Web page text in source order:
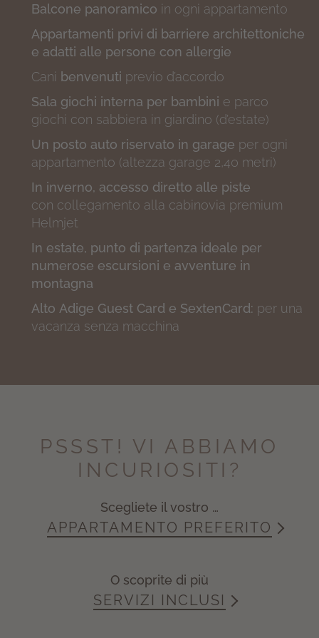
Balcone panoramico in ogni appartamento
Appartamenti privi di barriere architettoniche
e adatti alle persone con allergie
Cani benvenuti previo d’accordo
Sala giochi interna per bambini e parco
giochi con sabbiera in giardino (d’estate)
Un posto auto riservato in garage per ogni
appartamento (altezza garage 2,40 metri)
In inverno, accesso diretto alle piste
con collegamento alla cabinovia premium
Helmjet
In estate, punto di partenza ideale per
numerose escursioni e avventure in
montagna
Alto Adige Guest Card e SextenCard: per una
vacanza senza macchina
PSSST! VI ABBIAMO
INCURIOSITI?
Scegliete il vostro …
APPARTAMENTO PREFERITO
O scoprite di più
SERVIZI INCLUSI